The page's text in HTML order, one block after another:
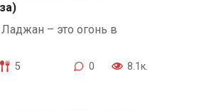
– это огонь в
5 0 8.1к.